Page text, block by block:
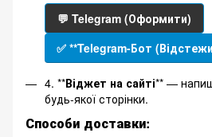
💬 Telegram (Оформити)
✅ **Telegram-Бот
4. **Віджет на сайті** —
будь-якої сторінки.
Способи доставки: